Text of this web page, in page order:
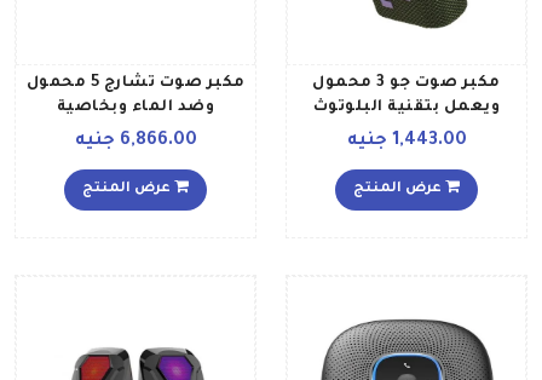
مكبر صوت جو 3 محمول
ويعمل بتقنية البلوتوث
أخضر
1,443.00 جنيه
عرض المنتج
مكبر صوت تشارج 5 محمول
وضد الماء وبخاصية
البلوتوث أخضر
6,866.00 جنيه
عرض المنتج